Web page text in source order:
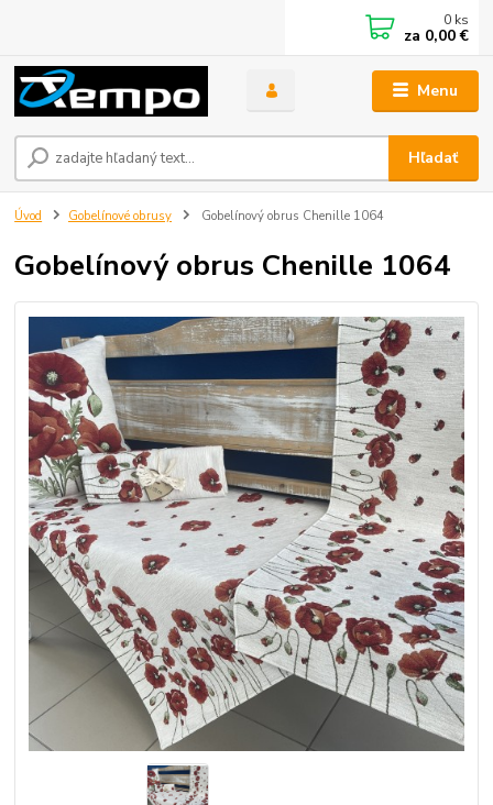
Menu
Hľadať
0 ks
za 0,00 €
Úvod Gobelínové obrusy Gobelínový obrus Chenille 1064
Gobelínový obrus Chenille 1064